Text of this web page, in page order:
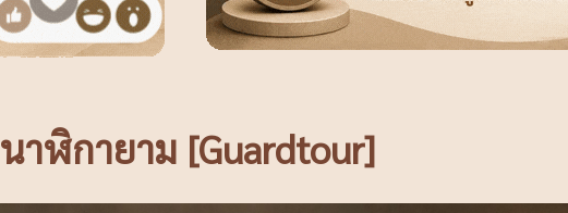
นาฬิกายาม [Guardtour]